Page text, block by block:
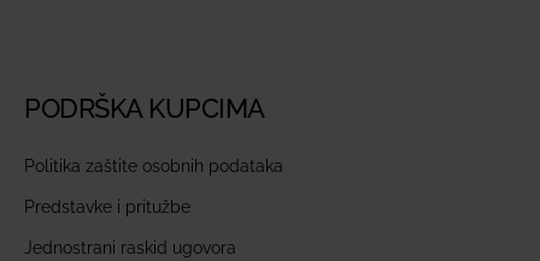
PODRŠKA KUPCIMA
Politika zaštite osobnih podataka
Predstavke i pritužbe
Jednostrani raskid ugovora